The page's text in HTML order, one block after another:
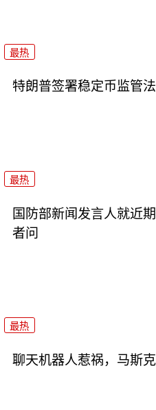
最热
特朗普签署稳定币监管
最热
国防部新闻发言人就近
者问
最热
聊天机器人惹祸，马斯